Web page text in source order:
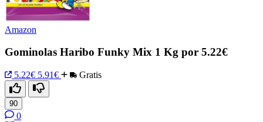
Amazon
Gominolas Haribo Funky Mix 1 Kg por 5.22€
5.22€ 5.91€ Gratis
90
0